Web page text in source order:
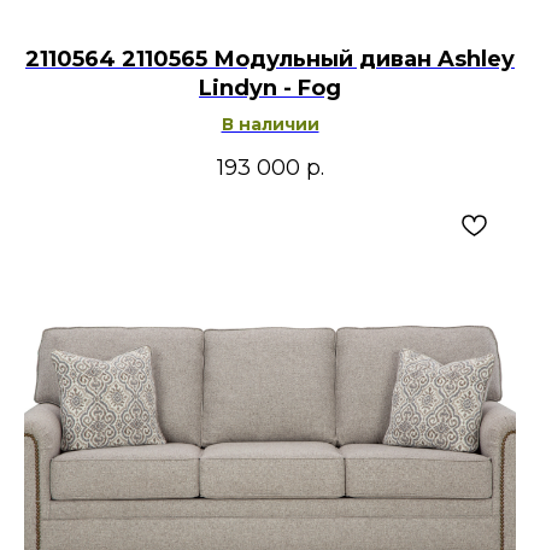
2110564 2110565 Модульный диван Ashley
Lindyn - Fog
В наличии
193 000 р.